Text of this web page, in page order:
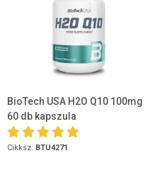
BioTech USA H2O Q10 100mg
60 db kapszula
Cikksz. BTU4271